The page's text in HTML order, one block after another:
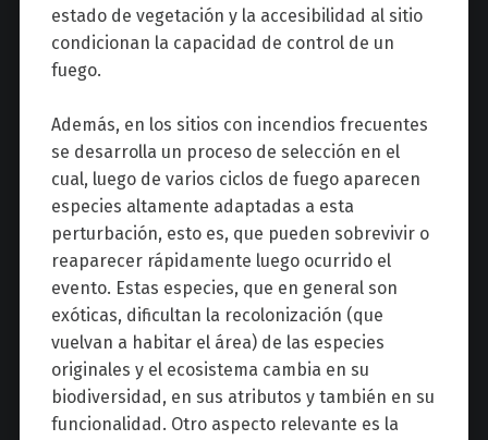
estado de vegetación y la accesibilidad al sitio
condicionan la capacidad de control de un
fuego.
Además, en los sitios con incendios frecuentes
se desarrolla un proceso de selección en el
cual, luego de varios ciclos de fuego aparecen
especies altamente adaptadas a esta
perturbación, esto es, que pueden sobrevivir o
reaparecer rápidamente luego ocurrido el
evento. Estas especies, que en general son
exóticas, dificultan la recolonización (que
vuelvan a habitar el área) de las especies
originales y el ecosistema cambia en su
biodiversidad, en sus atributos y también en su
funcionalidad. Otro aspecto relevante es la